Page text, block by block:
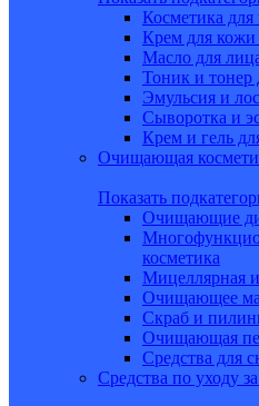
Косметика для
Крем для кожи
Масло для
Тоник и тонер
Эмульсия и
Сыворотка и
Крем и гель
Очищающая
Показать
Очищающие
косметика
Мицеллярная
Очищающее
Скраб и
Очищающая
Средства для
Средства по уходу